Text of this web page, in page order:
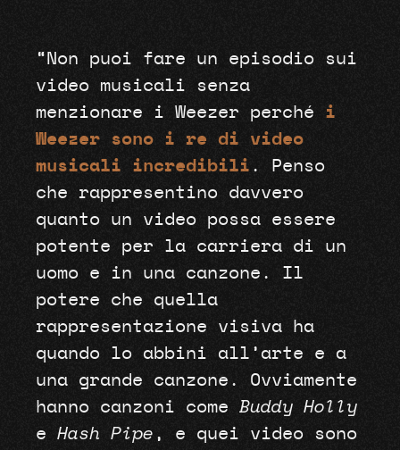
“Non puoi fare un episodio sui
video musicali senza
menzionare i Weezer perché i
Weezer sono i re di video
musicali incredibili . Penso
che rappresentino davvero
quanto un video possa essere
potente per la carriera di un
uomo e in una canzone. Il
potere che quella
rappresentazione visiva ha
quando lo abbini all’arte e a
una grande canzone. Ovviamente
hanno canzoni come Buddy Holly
e Hash Pipe , e quei video sono